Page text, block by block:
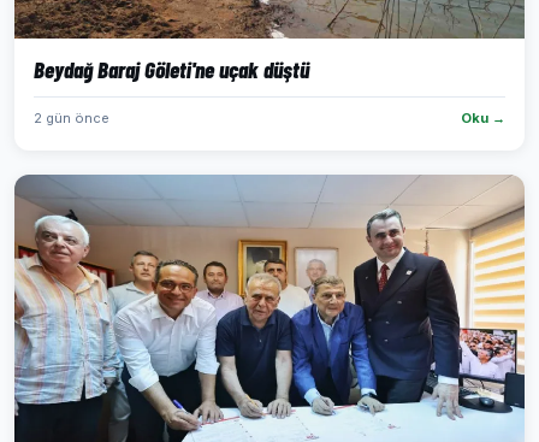
Beydağ Baraj Göleti'ne uçak düştü
2 gün önce Oku →